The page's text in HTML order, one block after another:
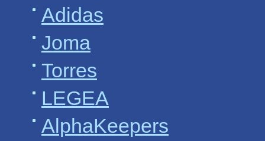
Adidas
Joma
Torres
LEGEA
AlphaKeepers